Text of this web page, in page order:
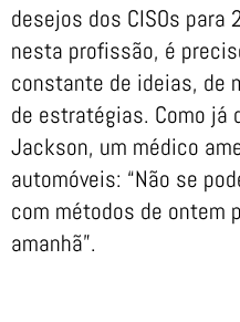
desejos dos CISOs para
nesta profissão, é
constante de ideias, de
de estratégias. Como já
Jackson, um médico
automóveis: “Não se
com métodos de ontem
amanhã”.